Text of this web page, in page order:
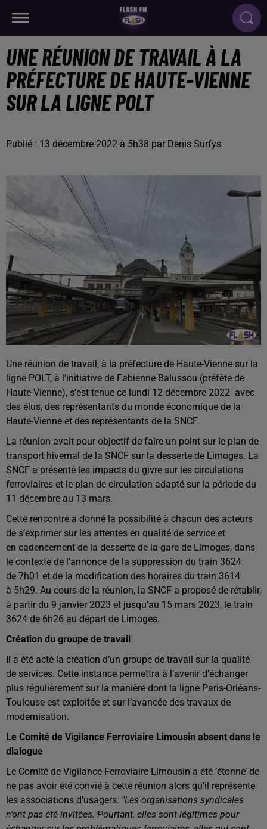
UNE RÉUNION DE TRAVAIL À LA
PRÉFECTURE DE HAUTE-VIENNE
SUR LA LIGNE POLT
Publié : 13 décembre 2022 à 5h38 par Denis Surfys
Une réunion de travail, à la préfecture de Haute-Vienne sur la
ligne POLT, à l’initiative de Fabienne Balussou (préfète de
Haute-Vienne), s’est tenue ce lundi 12 décembre 2022 avec
des élus, des représentants du monde économique de la
Haute-Vienne et des représentants de la SNCF.
La réunion avait pour objectif de faire un point sur le plan de
transport hivernal de la SNCF sur la desserte de Limoges. La
SNCF a présenté les impacts du givre sur les circulations
ferroviaires et le plan de circulation adapté sur la période du
11 décembre au 13 mars.
Cette rencontre a donné la possibilité à chacun des acteurs
de s’exprimer sur les attentes en qualité de service et
en cadencement de la desserte de la gare de Limoges, dans
le contexte de l’annonce de la suppression du train 3624
de 7h01 et de la modification des horaires du train 3614
à 5h29. Au cours de la réunion, la SNCF a proposé de rétablir,
à partir du 9 janvier 2023 et jusqu’au 15 mars 2023, le train
3624 de 6h26 au départ de Limoges.
Création du groupe de travail
Il a été acté la création d’un groupe de travail sur la qualité
de services. Cette instance permettra à l’avenir d’échanger
plus régulièrement sur la manière dont la ligne Paris-Orléans-
Toulouse est exploitée et sur l’avancée des travaux de
modernisation.
Le Comité de Vigilance Ferroviaire Limousin absent dans le
dialogue
Le Comité de Vigilance Ferroviaire Limousin a été ‘étonné’ de
ne pas avoir été convié à cette réunion alors qu’il représente
les associations d’usagers. "Les organisations syndicales
n’ont pas été invitées. Pourtant, elles sont légitimes pour